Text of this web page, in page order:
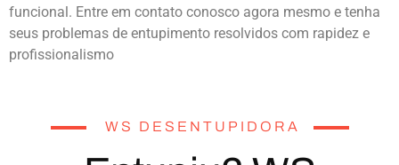
funcional. Entre em contato conosco agora mesmo e tenha
seus problemas de entupimento resolvidos com rapidez e
profissionalismo
WS DESENTUPIDORA